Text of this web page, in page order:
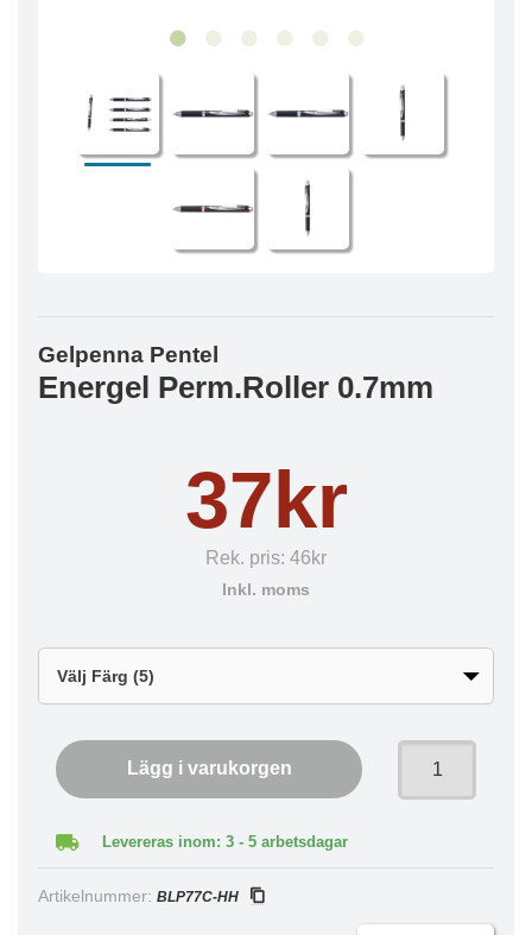
Gelpenna Pentel
Energel Perm.Roller 0.7mm
37kr
Rek. pris: 46kr
Inkl. moms
Lägg i varukorgen
Levereras inom: 3 - 5 arbetsdagar
Artikelnummer: BLP77C-HH